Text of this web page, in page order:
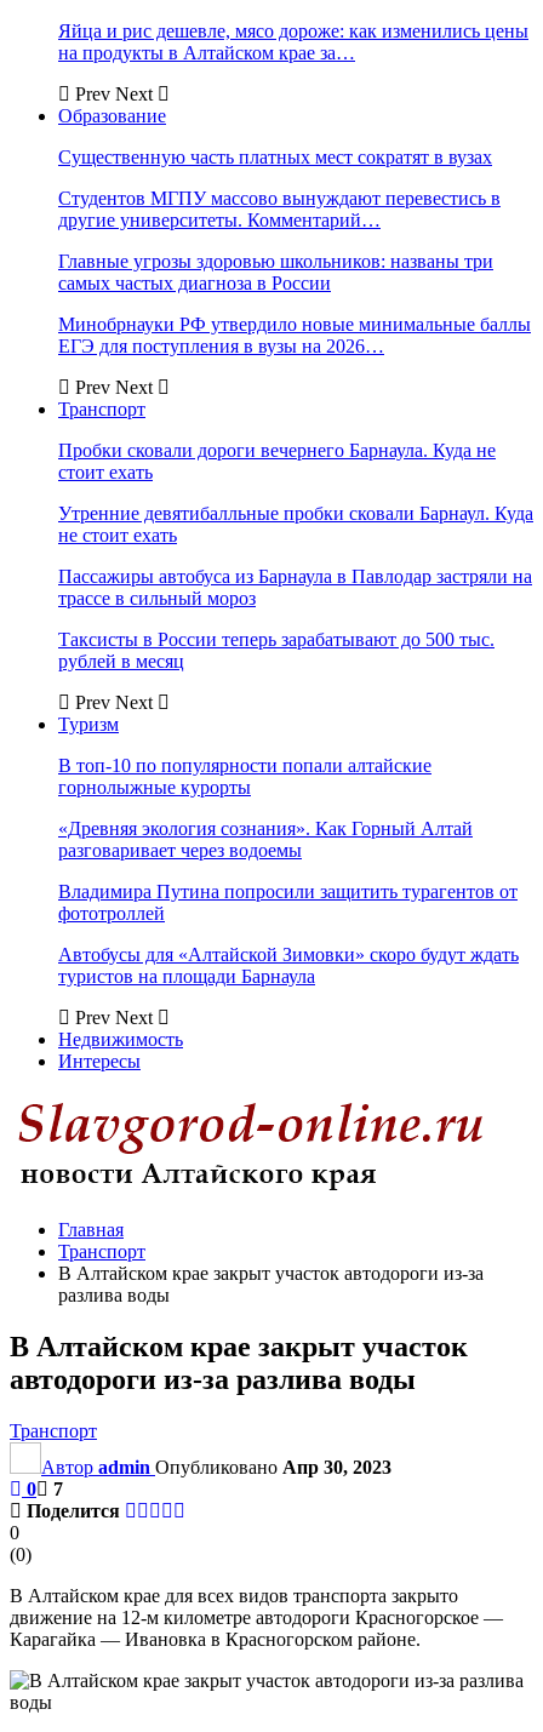
Яйца и рис дешевле, мясо дороже: как изменились цены
на продукты в Алтайском крае за…
Prev Next
Образование
Существенную часть платных мест сократят в вузах
Студентов МГПУ массово вынуждают перевестись в
другие университеты. Комментарий…
Главные угрозы здоровью школьников: названы три
самых частых диагноза в России
Минобрнауки РФ утвердило новые минимальные баллы
ЕГЭ для поступления в вузы на 2026…
Prev Next
Транспорт
Пробки сковали дороги вечернего Барнаула. Куда не
стоит ехать
Утренние девятибалльные пробки сковали Барнаул. Куда
не стоит ехать
Пассажиры автобуса из Барнаула в Павлодар застряли на
трассе в сильный мороз
Таксисты в России теперь зарабатывают до 500 тыс.
рублей в месяц
Prev Next
Туризм
В топ-10 по популярности попали алтайские
горнолыжные курорты
«Древняя экология сознания». Как Горный Алтай
разговаривает через водоемы
Владимира Путина попросили защитить турагентов от
фототроллей
Автобусы для «Алтайской Зимовки» скоро будут ждать
туристов на площади Барнаула
Prev Next
Недвижимость
Интересы
Главная
Транспорт
В Алтайском крае закрыт участок автодороги из-за
разлива воды
В Алтайском крае закрыт участок
автодороги из-за разлива воды
Транспорт
Автор admin Опубликовано Апр 30, 2023
0
7
Поделится
0
(0)
В Алтайском крае для всех видов транспорта закрыто
движение на 12-м километре автодороги Красногорское —
Карагайка — Ивановка в Красногорском районе.